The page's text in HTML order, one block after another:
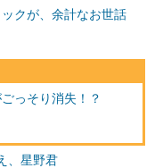
クが、余計なお世話
っそり消失！？
、星野君